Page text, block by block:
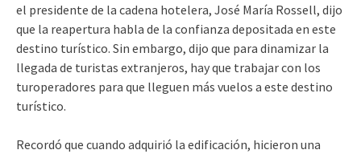
el presidente de la cadena hotelera, José María Rossell, dijo
que la reapertura habla de la confianza depositada en este
destino turístico. Sin embargo, dijo que para dinamizar la
llegada de turistas extranjeros, hay que trabajar con los
turoperadores para que lleguen más vuelos a este destino
turístico.
Recordó que cuando adquirió la edificación, hicieron una